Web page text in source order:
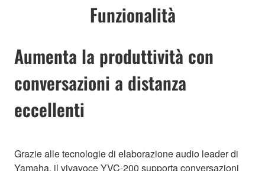
Funzionalità
Aumenta la produttività con
conversazioni a distanza
eccellenti
Grazie alle tecnologie di elaborazione audio leader di
Yamaha, il vivavoce YVC-200 supporta conversazioni